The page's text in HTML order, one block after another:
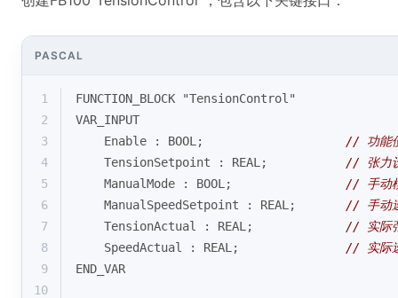
PASCAL
1
FUNCTION_BLOCK "TensionControl"
2
VAR_INPUT
3
    Enable : BOOL;
// 功能
4
    TensionSetpoint : REAL;
// 张力
5
    ManualMode : BOOL;
// 手动
6
    ManualSpeedSetpoint : REAL;
// 手动
7
    TensionActual : REAL;
// 实际
8
    SpeedActual : REAL;
// 实际
9
END_VAR
10